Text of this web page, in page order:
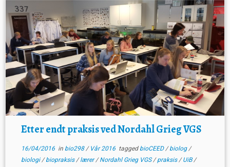
Etter endt praksis ved Nordahl Grieg VGS
16/04/2016in bio298/ Vår 2016 tagged bioCEED/biolog/
biologi/biopraksis/lærer/Nordahl Grieg VGS/praksis/UiB/